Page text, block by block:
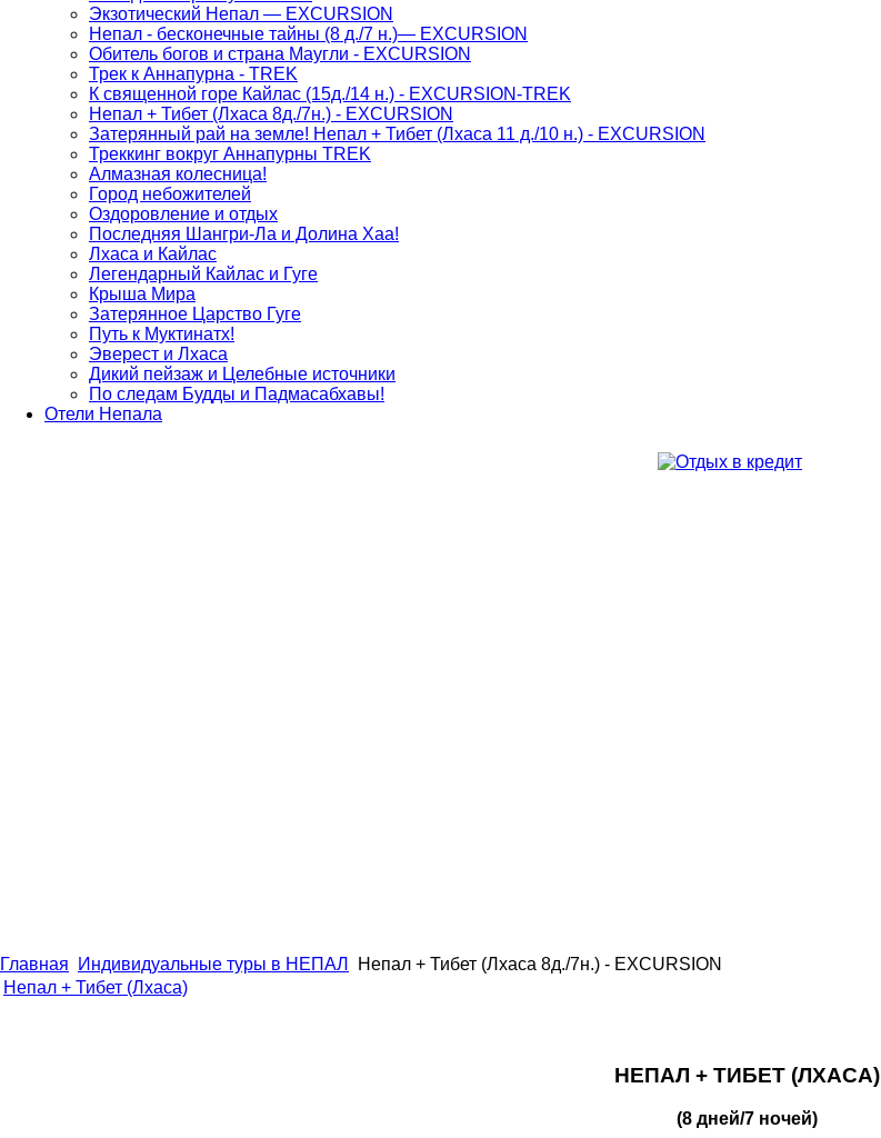
Экзотический Непал — EXCURSION
Непал - бесконечные тайны (8 д./7 н.)— EXCURSION
Обитель богов и страна Маугли - EXCURSION
Трек к Аннапурна - TREK
К священной горе Кайлас (15д./14 н.) - EXCURSION-TREK
Непал + Тибет (Лхаса 8д./7н.) - EXCURSION
Затерянный рай на земле! Непал + Тибет (Лхаса 11 д./10 н.) - EXCURSION
Треккинг вокруг Аннапурны TREK
Алмазная колесница!
Город небожителей
Оздоровление и отдых
Последняя Шангри-Ла и Долина Хаа!
Лхаса и Кайлас
Легендарный Кайлас и Гуге
Крыша Мира
Затерянное Царство Гуге
Путь к Муктинатх!
Эверест и Лхаса
Дикий пейзаж и Целебные источники
По следам Будды и Падмасабхавы!
Отели Непала
Главная Индивидуальные туры в НЕПАЛ
Непал + Тибет (Лхаса 8д./7н.) - EXCURSION
Непал + Тибет (Лхаса)
НЕПАЛ + ТИБЕТ (ЛХАСА)
(8 дней/7 ночей)